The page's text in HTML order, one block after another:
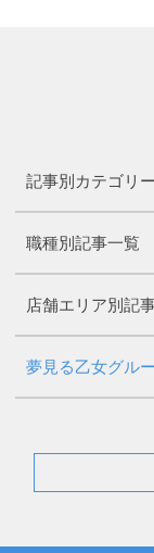
記事別カテゴリー
職種別記事一覧
店舗エリア別記
夢見る乙女グル